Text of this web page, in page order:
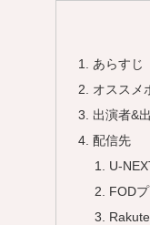
あらすじ
オススメ
出演者&
配信先
U-
FOD